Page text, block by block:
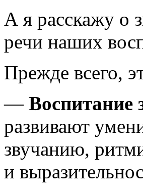
А я расскажу о
речи наших
Прежде всего,
— Воспитание
развивают
звучанию,
и